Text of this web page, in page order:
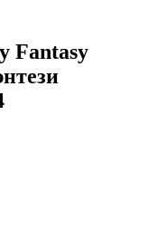
Fantasy